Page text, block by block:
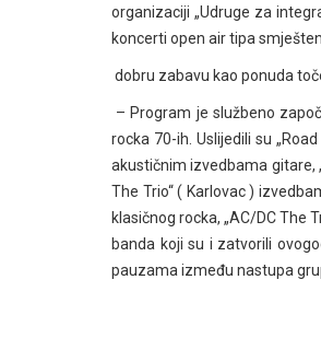
organizaciji „Udruge za
koncerti open air tipa
dobru zabavu kao ponuda
– Program je službeno
rocka 70-ih. Uslijedili su
akustičnim izvedbama gitare,
The Trio“ ( Karlovac )
klasičnog rocka, „AC/DC The
banda koji su i zatvorili
pauzama između nastupa